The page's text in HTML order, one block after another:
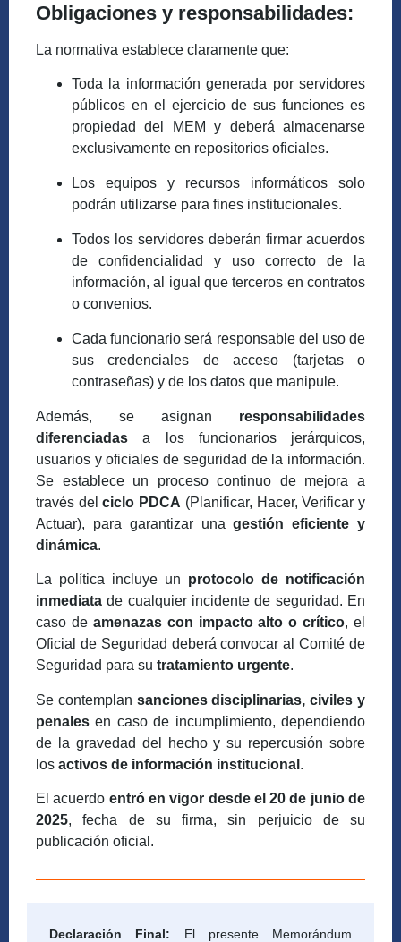
Obligaciones y responsabilidades:
La normativa establece claramente que:
Toda la información generada por servidores
públicos en el ejercicio de sus funciones es
propiedad del MEM y deberá almacenarse
exclusivamente en repositorios oficiales.
Los equipos y recursos informáticos solo
podrán utilizarse para fines institucionales.
Todos los servidores deberán firmar acuerdos
de confidencialidad y uso correcto de la
información, al igual que terceros en contratos
o convenios.
Cada funcionario será responsable del uso de
sus credenciales de acceso (tarjetas o
contraseñas) y de los datos que manipule.
Además, se asignan responsabilidades
diferenciadas a los funcionarios jerárquicos,
usuarios y oficiales de seguridad de la información.
Se establece un proceso continuo de mejora a
través delciclo PDCA (Planificar, Hacer, Verificar y
Actuar), para garantizar unagestión eficiente y
dinámica.
La política incluye un protocolo de notificación
inmediata de cualquier incidente de seguridad. En
caso de amenazas con impacto alto o crítico, el
Oficial de Seguridad deberá convocar al Comité de
Seguridad para su tratamiento urgente.
Se contemplan sanciones disciplinarias, civiles y
penales en caso de incumplimiento, dependiendo
de la gravedad del hecho y su repercusión sobre
los activos de información institucional .
El acuerdo entró en vigor desde el 20 de junio de
2025, fecha de su firma, sin perjuicio de su
publicación oficial.
Declaración Final: El presente Memorándum